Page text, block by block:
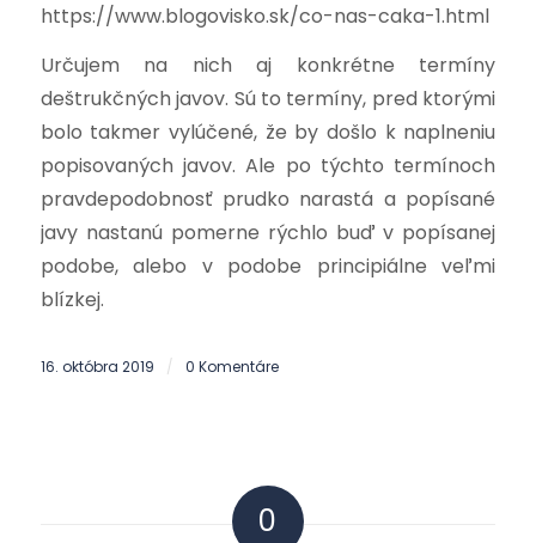
https://www.blogovisko.sk/co-nas-caka-1.html
Určujem na nich aj konkrétne termíny
deštrukčných javov. Sú to termíny, pred ktorými
bolo takmer vylúčené, že by došlo k naplneniu
popisovaných javov. Ale po týchto termínoch
pravdepodobnosť prudko narastá a popísané
javy nastanú pomerne rýchlo buď v popísanej
podobe, alebo v podobe principiálne veľmi
blízkej.
16. októbra 2019 / 0 Komentáre
0